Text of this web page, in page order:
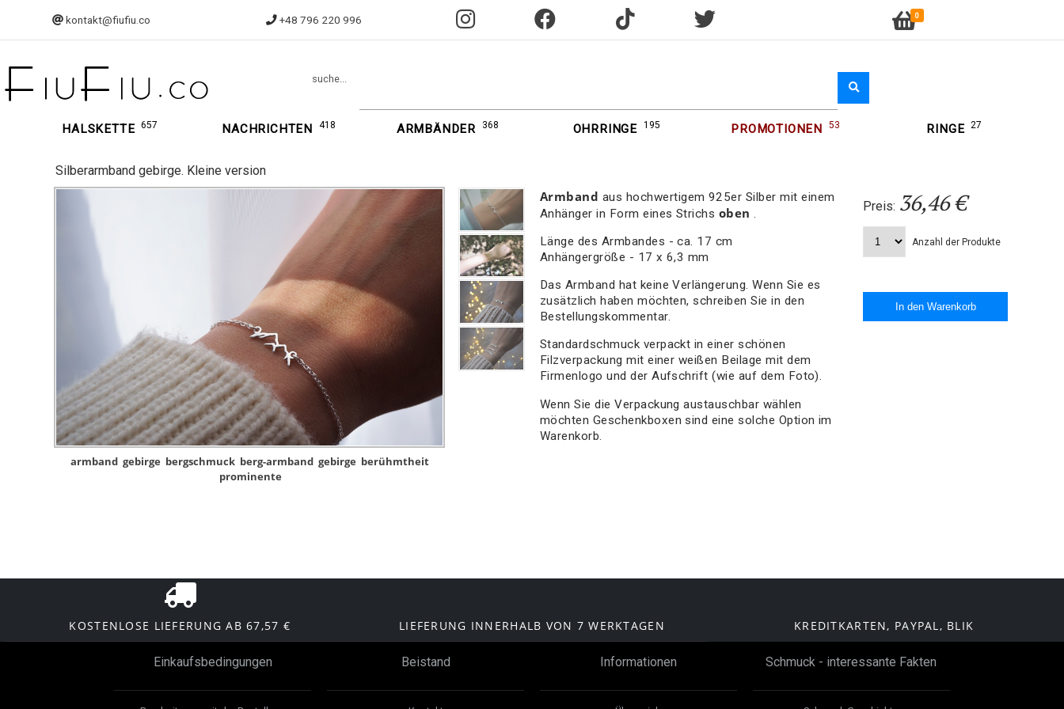
kontakt@fiufiu.co +48 796 220 996 0
suche...
HALSKETTE 657 NACHRICHTEN 418 ARMBÄNDER 368 OHRRINGE 195 PROMOTIONEN 53 RINGE 27
Silberarmband gebirge. Kleine version
armband gebirge bergschmuck berg-armband gebirge berühmtheit
prominente
Armband aus hochwertigem 925er Silber mit einem
Anhänger in Form eines Strichs oben .
Länge des Armbandes - ca. 17 cm
Anhängergröße - 17 x 6,3 mm
Das Armband hat keine Verlängerung. Wenn Sie es
zusätzlich haben möchten, schreiben Sie in den
Bestellungskommentar.
Standardschmuck verpackt in einer schönen
Filzverpackung mit einer weißen Beilage mit dem
Firmenlogo und der Aufschrift (wie auf dem Foto).
Wenn Sie die Verpackung austauschbar wählen
möchten Geschenkboxen sind eine solche Option im
Warenkorb.
Preis: 36,46 €
Anzahl der Produkte
KOSTENLOSE LIEFERUNG AB 67,57 € LIEFERUNG INNERHALB VON 7 WERKTAGEN KREDITKARTEN, PAYPAL, BLIK
Einkaufsbedingungen Beistand Informationen Schmuck - interessante Fakten